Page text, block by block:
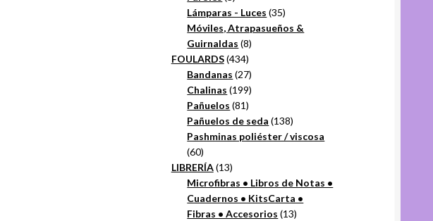
productos
Lámparas - Luces 3535
productos
Móviles, Atrapasueños &
Guirnaldas 88
FOULARDS 434434
productos
Bandanas 2727
productos
Chalinas 199199
Pañuelos 8181
productos
Pañuelos de seda 138138
productos
Pashminas poliéster / viscosa
6060
productos
LIBRERÍA 1313
productos
Microfibras • Libros de Notas •
Cuadernos • KitsCarta •
Fibras • Accesorios 1313